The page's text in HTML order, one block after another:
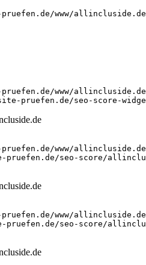
www/
www/
www/
seo-score/
www/
seo-score/